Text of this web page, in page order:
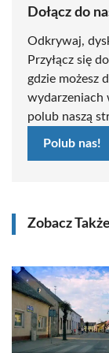
Dołącz do
Odkrywaj,
Przyłącz się
gdzie możesz
wydarzeniach
polub naszą
Polub nas!
Zobacz Także